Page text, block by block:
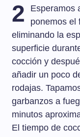
2
Esperamos
ponemos el
eliminando la
superficie
cocción y
añadir un poco
rodajas.
garbanzos a
minutos
El tiempo de